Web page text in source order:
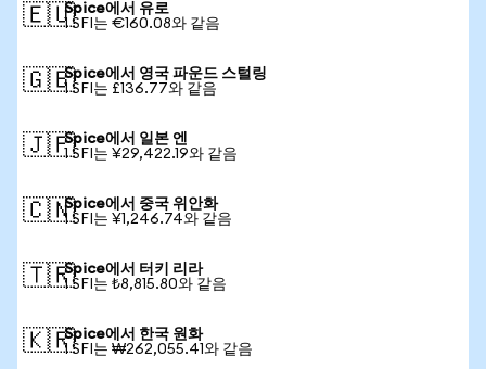
🇪🇺Spice에서 유로
1 SFI는 €160.08와 같음
🇬🇧Spice에서 영국 파운드 스털링
1 SFI는 £136.77와 같음
🇯🇵Spice에서 일본 엔
1 SFI는 ¥29,422.19와 같음
🇨🇳Spice에서 중국 위안화
1 SFI는 ¥1,246.74와 같음
🇹🇷Spice에서 터키 리라
1 SFI는 ₺8,815.80와 같음
🇰🇷Spice에서 한국 원화
1 SFI는 ₩262,055.41와 같음